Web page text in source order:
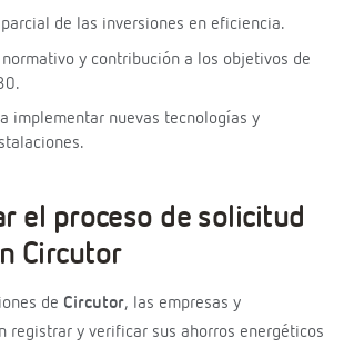
de las inversiones en eficiencia.
y contribución a los objetivos de
implementar nuevas tecnologías y
el proceso de solicitud
Circutor
de Circutor, las empresas y
registrar y verificar sus ahorros energéticos